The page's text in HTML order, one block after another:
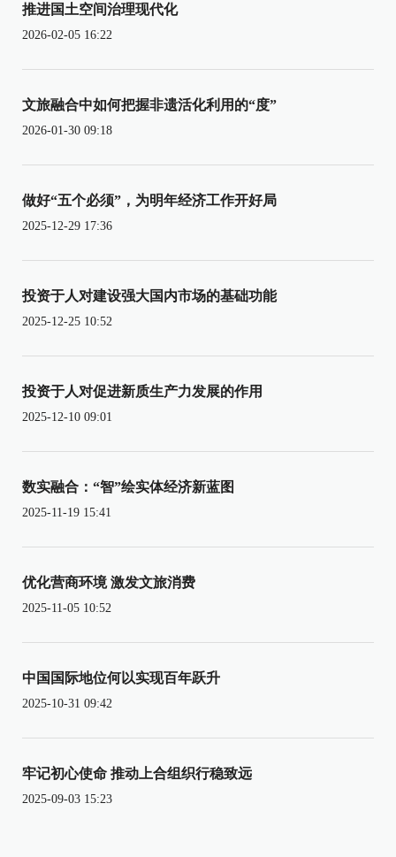
推进国土空间治理现代化
2026-02-05 16:22
文旅融合中如何把握非遗活化利用的“度”
2026-01-30 09:18
做好“五个必须”，为明年经济工作开好局
2025-12-29 17:36
投资于人对建设强大国内市场的基础功能
2025-12-25 10:52
投资于人对促进新质生产力发展的作用
2025-12-10 09:01
数实融合：“智”绘实体经济新蓝图
2025-11-19 15:41
优化营商环境 激发文旅消费
2025-11-05 10:52
中国国际地位何以实现百年跃升
2025-10-31 09:42
牢记初心使命 推动上合组织行稳致远
2025-09-03 15:23